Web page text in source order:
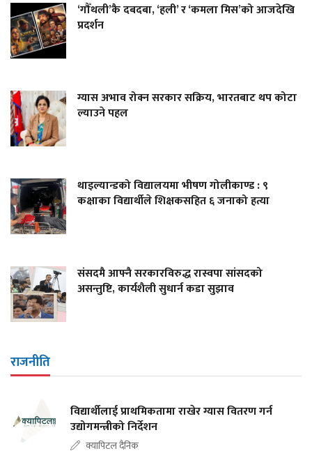
‘गौँथली’कै दबदबा, ‘हली’ र ‘कमला मिस’को आजदेखि
प्रदर्शन
ग्यास अभाव रोक्न सरकार सक्रिय, भारतबाट थप कोटा
ल्याउने पहल
थाइल्यान्डको विद्यालयमा भीषण गोलीकाण्ड : ९
कक्षाका विद्यार्थीले शिक्षकसहित ६ जनाको हत्या
संसदमै आफ्नै सरकारविरुद्ध रास्वपा सांसदको
असन्तुष्टि, कार्यशैली सुधार्न कडा सुझाव
राजनीति
विद्यार्थीलाई प्राथमिकतामा राखेर ग्यास वितरण गर्न
उद्योगमन्त्रीको निर्देशन
क्यापिटल दैनिक